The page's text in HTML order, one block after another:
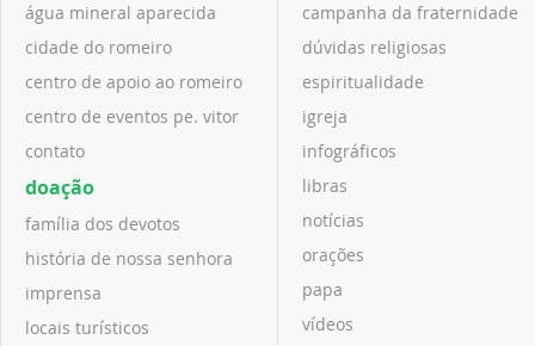
água mineral aparecida
cidade do romeiro
centro de apoio ao romeiro
centro de eventos pe. vitor
contato
doação
família dos devotos
história de nossa senhora
imprensa
locais turísticos
campanha da fraternidade
dúvidas religiosas
espiritualidade
igreja
infográficos
libras
notícias
orações
papa
vídeos